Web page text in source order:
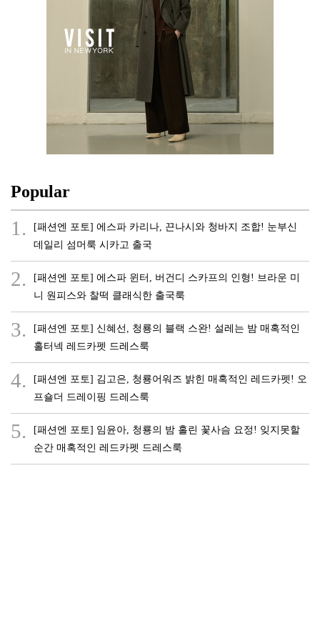
Popular
1.
[패션엔 포토] 에스파 카리나, 끈나시와 청바지 조합! 눈부신
데일리 섬머룩 시카고 출국
2.
[패션엔 포토] 에스파 윈터, 버건디 스카프의 인형! 브라운 미
니 원피스와 찰떡 클래식한 출국룩
3.
[패션엔 포토] 신혜선, 청룡의 블랙 스완! 설레는 밤 매혹적인
홀터넥 레드카펫 드레스룩
4.
[패션엔 포토] 김고은, 청룡어워즈 밝힌 매혹적인 레드카펫! 오
프숄더 드레이핑 드레스룩
5.
[패션엔 포토] 임윤아, 청룡의 밤 홀린 꽃사슴 요정! 잊지못할
순간 매혹적인 레드카펫 드레스룩